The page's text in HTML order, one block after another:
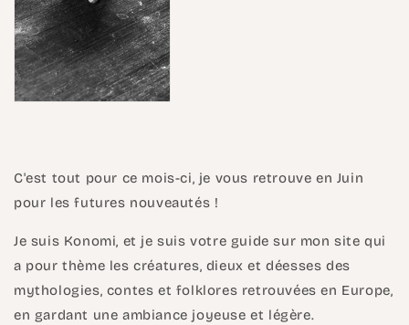
C'est tout pour ce mois-ci, je vous retrouve en Juin
pour les futures nouveautés !
Je suis Konomi, et je suis votre guide sur mon site qui
a pour thème les créatures, dieux et déesses des
mythologies, contes et folklores retrouvées en Europe,
en gardant une ambiance joyeuse et légère.